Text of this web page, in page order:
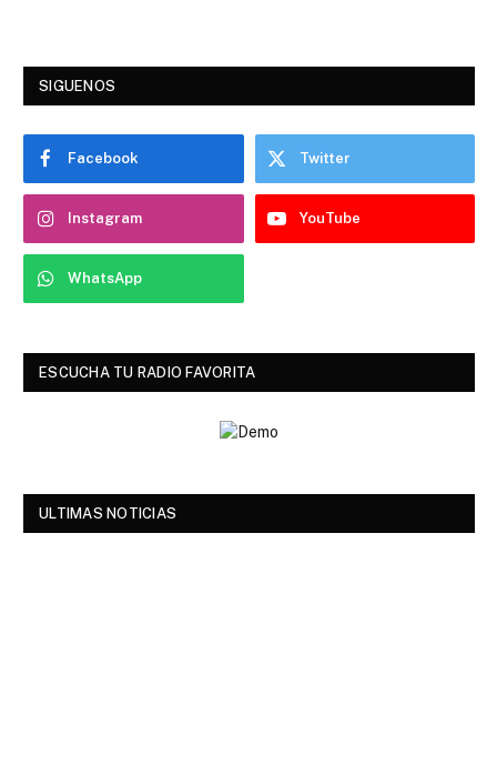
SIGUENOS
Facebook Twitter
Instagram YouTube
WhatsApp
ESCUCHA TU RADIO FAVORITA
ULTIMAS NOTICIAS